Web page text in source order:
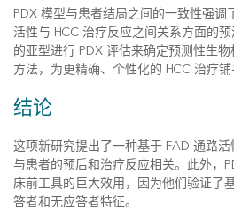
PDX 模型与患者结局之间的一致性强调
活性与 HCC 治疗反应之间关系方面的
的亚型进行 PDX 评估来确定预测性生
方法，为更精确、个性化的 HCC 治疗铺
结论
这项新研究提出了一种基于 FAD 通路
与患者的预后和治疗反应相关。此外，
床前工具的巨大效用，因为他们验证了
答者和无应答者特征。